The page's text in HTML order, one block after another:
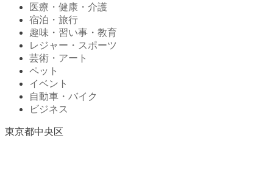
医療・健康・介護
宿泊・旅行
趣味・習い事・教育
レジャー・スポーツ
芸術・アート
ペット
イベント
自動車・バイク
ビジネス
東京都中央区